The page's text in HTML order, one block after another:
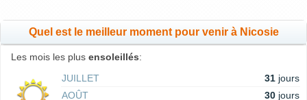
Quel est le meilleur moment pour venir à Nicosie
Les mois les plus ensoleillés:
JUILLET
31 jours
AOÛT
30 jours